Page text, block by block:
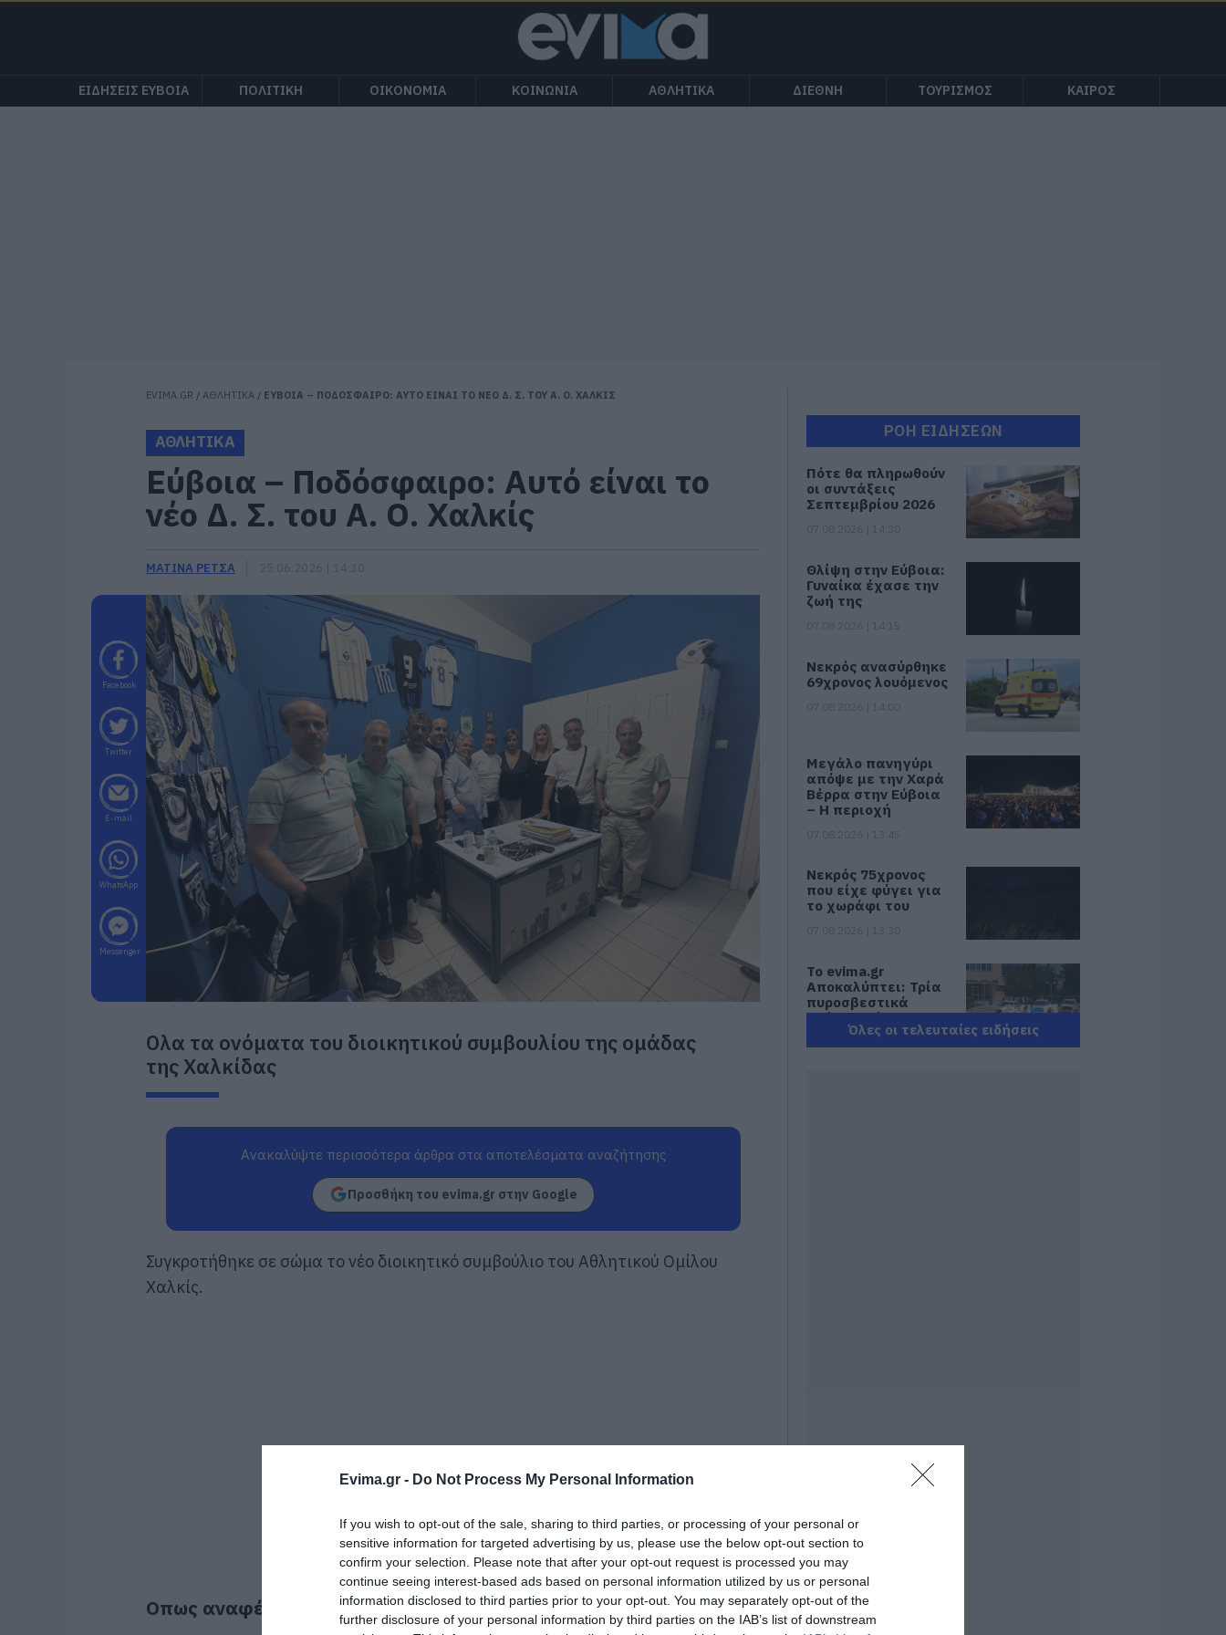
Evima.gr - Do Not Process My Personal Information
If you wish to opt-out of the sale, sharing to third parties, or processing of your personal or
sensitive information for targeted advertising by us, please use the below opt-out section to
confirm your selection. Please note that after your opt-out request is processed you may
continue seeing interest-based ads based on personal information utilized by us or personal
information disclosed to third parties prior to your opt-out. You may separately opt-out of the
further disclosure of your personal information by third parties on the IAB’s list of downstream
ΕΙΔΗΣΕΙΣ ΕΥΒΟΙΑ ΠΟΛΙΤΙΚΗ ΟΙΚΟΝΟΜΙΑ ΚΟΙΝΩΝΙΑ ΑΘΛΗΤΙΚΑ ΔΙΕΘΝΗ ΤΟΥΡΙΣΜΟΣ ΚΑΙΡΟΣ
EVIMA.GR / ΑΘΛΗΤΙΚΑ / ΕΥΒΟΙΑ – ΠΟΔΟΣΦΑΙΡΟ: ΑΥΤΟ ΕΙΝΑΙ ΤΟ ΝΕΟ Δ. Σ. ΤΟΥ Α. Ο. ΧΑΛΚΙΣ
ΑΘΛΗΤΙΚΑ
Εύβοια – Ποδόσφαιρο: Αυτό είναι το
νέο Δ. Σ. του Α. Ο. Χαλκίς
ΜΑΤΙΝΑ ΡΕΤΣΑ
Facebook
Twitter
E-mail
WhatsApp
Messenger
Ολα τα ονόματα του διοικητικού συμβουλίου της ομάδας
της Χαλκίδας
Ανακαλύψτε περισσότερα άρθρα στα αποτελέσματα αναζήτησης
Προσθήκη του evima.gr στην Google
Συγκροτήθηκε σε σώμα το νέο διοικητικό συμβούλιο του Αθλητικού Ομίλου
Χαλκίς.
Οπως αναφέρει η ανακοίνωση του αθλητικού σωματείου:
ΡΟΗ ΕΙΔΗΣΕΩΝ
Πότε θα πληρωθούν
οι συντάξεις
Σεπτεμβρίου 2026
Θλίψη στην Εύβοια:
Γυναίκα έχασε την
ζωή της
Νεκρός ανασύρθηκε
69χρονος λουόμενος
Μεγάλο πανηγύρι
απόψε με την Χαρά
Βέρρα στην Εύβοια
– Η περιοχή
Νεκρός 75χρονος
που είχε φύγει για
το χωράφι του
Το evima.gr
Αποκαλύπτει: Τρία
πυροσβεστικά
οχήματα έφτασαν
στην Εύβοια! Που θα
δοθούν
δήμου στην Εύβοια
Αυτές είναι οι
επικίνδυνες
εβδομάδες του
ελληνικού
καλοκαιριού για
φωτιές
07.08.2026 | 12:00
Όλες οι τελευταίες ειδήσεις